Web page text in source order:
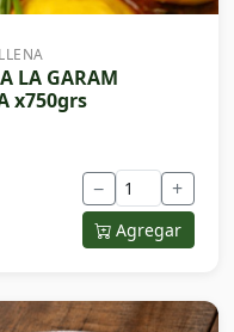
LA GARAM
x750grs
− +
Agregar